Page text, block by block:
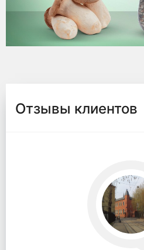
Отзывы клиентов